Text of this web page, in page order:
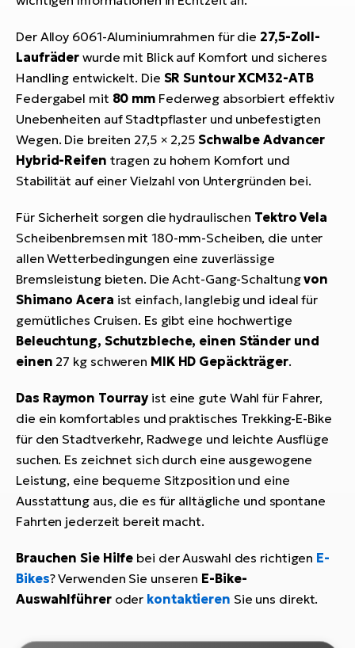
Der Alloy 6061-Aluminiumrahmen für die 27,5-Zoll-
Laufräder wurde mit Blick auf Komfort und sicheres
Handling entwickelt. Die SR Suntour XCM32-ATB
Federgabel mit 80 mm Federweg absorbiert effektiv
Unebenheiten auf Stadtpflaster und unbefestigten
Wegen. Die breiten 27,5 × 2,25 Schwalbe Advancer
Hybrid-Reifen tragen zu hohem Komfort und
Stabilität auf einer Vielzahl von Untergründen bei.
Für Sicherheit sorgen die hydraulischen Tektro Vela
Scheibenbremsen mit 180-mm-Scheiben, die unter
allen Wetterbedingungen eine zuverlässige
Bremsleistung bieten. Die Acht-Gang-Schaltungvon
Shimano Acera ist einfach, langlebig und ideal für
gemütliches Cruisen. Es gibt eine hochwertige
Beleuchtung, Schutzbleche, einen Ständer und
einen 27 kg schweren MIK HD Gepäckträger.
Das Raymon Tourrayist eine gute Wahl für Fahrer,
die ein komfortables und praktisches Trekking-E-Bike
für den Stadtverkehr, Radwege und leichte Ausflüge
suchen. Es zeichnet sich durch eine ausgewogene
Leistung, eine bequeme Sitzposition und eine
Ausstattung aus, die es für alltägliche und spontane
Fahrten jederzeit bereit macht.
Brauchen Sie Hilfe bei der Auswahl des richtigen E-
Bikes? Verwenden Sie unseren E-Bike-
Auswahlführeroder kontaktieren Sie uns direkt.